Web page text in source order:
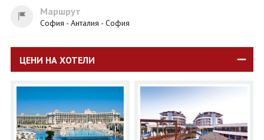
Маршрут
София - Анталия - София
ЦЕНИ НА ХОТЕЛИ